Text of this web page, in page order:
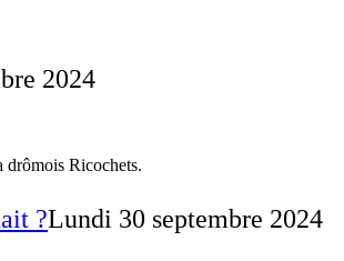
2024
drômois Ricochets.
?Lundi 30 septembre 2024